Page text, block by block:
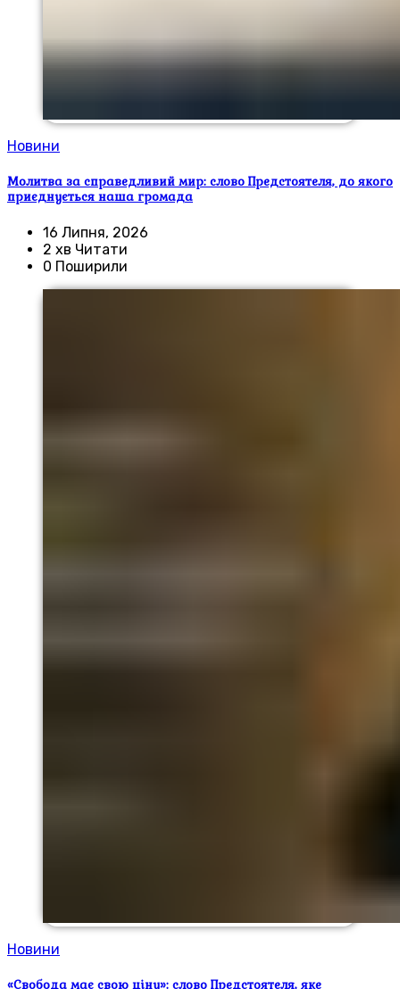
Новини
Молитва за справедливий мир: слово Предстоятеля, до якого
приєднується наша громада
16 Липня, 2026
2 хв Читати
0 Поширили
Новини
«Свобода має свою ціну»: слово Предстоятеля, яке